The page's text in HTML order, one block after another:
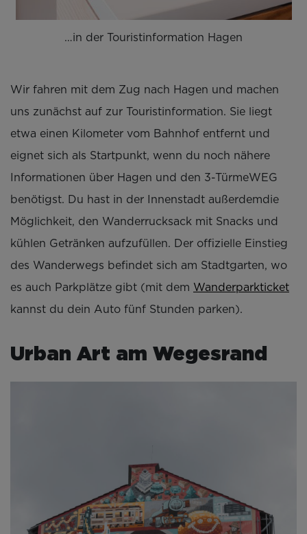
…in der Touristinformation Hagen
Wir fahren mit dem Zug nach Hagen und machen
uns zunächst auf zur Touristinformation. Sie liegt
etwa einen Kilometer vom Bahnhof entfernt und
eignet sich als Startpunkt, wenn du noch nähere
Informationen über Hagen und den 3-TürmeWEG
benötigst. Du hast in der Innenstadt außerdemdie
Möglichkeit, den Wanderrucksack mit Snacks und
kühlen Getränken aufzufüllen. Der offizielle Einstieg
des Wanderwegs befindet sich am Stadtgarten, wo
es auch Parkplätze gibt (mit dem Wanderparkticket
kannst du dein Auto fünf Stunden parken).
Urban Art am Wegesrand